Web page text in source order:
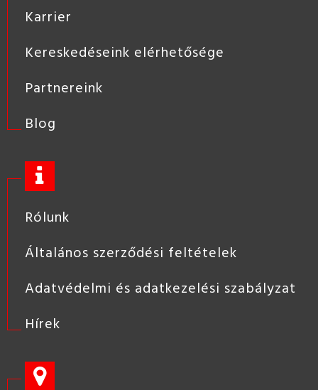
Karrier
Kereskedéseink elérhetősége
Partnereink
Blog
Rólunk
Általános szerződési feltételek
Adatvédelmi és adatkezelési szabályzat
Hírek